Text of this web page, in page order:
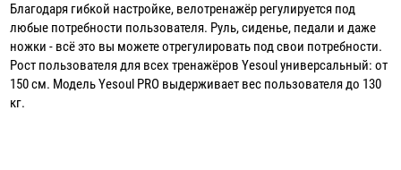
Благодаря гибкой настройке, велотренажёр регулируется под
любые потребности пользователя. Руль, сиденье, педали и даже
ножки - всё это вы можете отрегулировать под свои потребности.
Рост пользователя для всех тренажёров Yesoul универсальный: от
150 см. Модель Yesoul PRO выдерживает вес пользователя до 130
кг.